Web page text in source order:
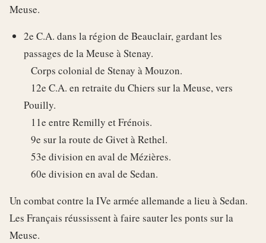
Meuse.
2e C.A. dans la région de Beauclair, gardant les
passages de la Meuse à Stenay.
Corps colonial de Stenay à Mouzon.
12e C.A. en retraite du Chiers sur la Meuse, vers
Pouilly.
11e entre Remilly et Frénois.
9e sur la route de Givet à Rethel.
53e division en aval de Mézières.
60e division en aval de Sedan.
Un combat contre la IVe armée allemande a lieu à Sedan.
Les Français réussissent à faire sauter les ponts sur la
Meuse.